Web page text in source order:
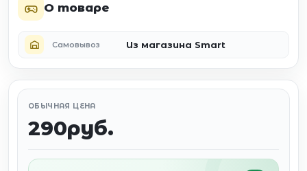
О товаре
Самовывоз Из магазина Smart
ОБЫЧНАЯ ЦЕНА
290руб.